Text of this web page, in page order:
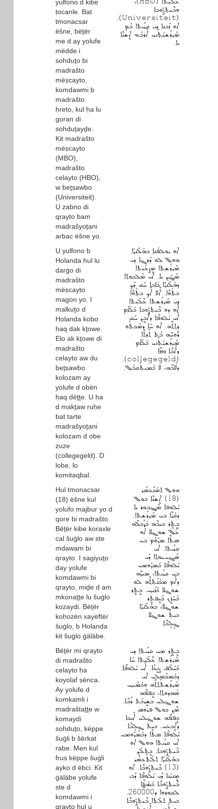
yulfono d kibe
ṭocanle. Bat
tmonacsar
ëšne, bëṯër
me d ay yolufe
mëdde i
sohduṯo bi
madrašto
mëṣcayto,
komdawmi b
madrašto
ḥreto, kul ḥa lu
goran di
sohduṯayḏe.
Kit madrašto
mëṣcayto
(MBO),
madrašto
celayto (HBO),
w beṯṣawbo
(Universiteit).
U zabno di
qrayto bam
madrašyoṯani
arbac ëšne yo.
ܘܒܶܝܬ݂ܨܰܘܒܐ
(Universiteit).
ܐܘ ܙܰܒܢܐ ܕܝ ܩܪܰܝܬܐ ܒܰܡ
ܡܰܕܪܰܫܝܳܬ݂ܰܢܝ ܐܰܪܒܰܥ ܐܷܫܢܶܐ
ܝܐ.
U yulfono b
Holanda hul lu
darġo di
madrašto
mëṣcayto
magon yo. I
malkuṯo d
Holanda kobo
ḥaq dak kṯowe.
Elo ak kṯowe di
madrašto
celayto aw du
beṯṣawbo
kolozam ay
yolufe d obën
ḥaq dëṯṯe. U ḥa
d makṯaw ruḥe
bat tarte
madrašyoṯani
kolozam d obe
zuze
(collegegeld). D
lobe, lo
komitaqbal.
ܐܘ ܝܘܠܦܳܢܐ ܒܗܳܠܰܢܕܰܐ
ܗܘܠ ܠܘ ܕܰܪܓ݂ܐ ܕܝ
ܡܰܕܪܰܫܬܐ ܡܷܨܥܰܝܬܐ
ܡܰܓܳܢ ܝܐ. ܐܝ ܡܰܠܟܘܬ݂ܐ
ܕܗܳܠܰܢܕܰܐ ܟܳܐܒܐ ܚܰܩ ܕܰܟ
ܟܬ݂ܳܘܶܐ. ܐܶܠܐ ܐܰܟ ܟܬ݂ܳܘܶܐ
ܕܝ ܡܰܕܪܰܫܬܐ ܥܶܠܰܝܬܐ
ܐܰܘ ܕܘ ܒܶܝܬ݂ܨܰܘܒܐ ܟܳܠܳܙܰܡ
ܐܰܝ ܝܳܠܘܦܶܐ ܕܐܳܒܷܢ ܚܰܩ
ܕܷܬ݂ܬ݂ܶܗ. ܐܘ ܚܰܐ ܕܡܰܟܬ݂ܰܘ
ܪܘܚܶܗ ܒܰܬ ܬܰܪܬܶܐ
ܡܰܕܪܰܫܝܳܬ݂ܰܢܝ ܟܳܠܳܙܰܡ
ܕܐܳܒܶܐ ܙܘܙܶܐ
(collegegeld).
ܕܠܳܐܒܶܗ، ܠܐ ܟܳܡܝܬܰܩܒܰܠ.
Hul tmonacsar
(18) ëšne kul
yolufo majbur yo d
qore bi madrašto.
Bëṯër kibe koraxle
cal šuġlo aw ste
mdawam bi
qrayto. I sagiyuṯo
day yolufe
komdawmi bi
qrayto, miḏe d am
mkonaṯṯe lu šuġlo
kozaydi. Bëṯër
koḥozën xayëftër
šuġlo, b Holanda
kit šuġlo ġäläbe.
ܗܘܠ ܬܡܳܢܰܥܣܰܪ
(18) ܐܷܫܢܶܐ ܟܘܠ
ܝܳܠܘܦܐ ܡܰܔܒܘܪ ܝܐ
ܕܩܳܪܶܐ ܒܝ ܡܰܕܪܰܫܬܐ.
ܒܷܬ݂ܷܪ ܟܝܒܶܗ ܟܳܪܰܟ݂ܠܶܗ
ܥܰܠ ܫܘܓ݂ܠܐ ܐܰܘ
ܣܬܶܐ ܡܕܰܘܰܡ ܒܝ
ܩܪܰܝܬܐ. ܐܝ
ܣܰܓܝـܝܘܬ݂ܐ ܕܰܝ
ܝܳܠܘܦܶܐ ܟܳܡܕܰܘܡܝ
ܒܝ ܩܪܰܝܬܐ، ܡܝܕ݂ܶܗ
ܕܐܰܡ ܡܟܳܢܰܬ݂ܬ݂ܶܗ ܠܘ
ܫܘܓ݂ܠܐ ܟܳܙܰܝܕܝ. ܒܷܬ݂ܷܪ
ܟܳܚܳܙܷܢ ܟ݂ܰܝܷܦܬܷܪ
ܫܘܓ݂ܠܐ، ܒܗܳܠܰܢܕܰܐ
ܟܝܬ ܫܘܓ݂ܠܐ
ܓ݂ܱܠܱܒܶܐ.
Bëṯër mi qrayto
di madrašto
celayto ḥa
koyolaf ṣënca.
Ay yolufe d
komkamli i
madraštaṯṯe w
komaydi
sohduṯo, këppe
šuġli b šërkat
rabe. Men kul
frus këppe šuġli
ayko d ëbci. Kit
ġäläbe yolufe
ste d
komdawmi i
qrayto hul u
ܒܷܬ݂ܷܪ ܡܝ ܩܪܰܝܬܐ ܕܝ
ܡܰܕܪܰܫܬܐ ܥܶܠܰܝܬܐ ܚܰܐ
ܟܳܝܳܠܰܦ ܨܷܢܥܰܐ. ܐܰܝ ܝܳܠܘܦܶܐ
ܕܟܳܡܟܰܡܠܝ ܐܝ
ܡܰܕܪܰܫܬܰܬ݂ܬ݂ܶܗ ܘܟܳܡܰܝܕܝ
ܣܳܗܕܘܬ݂ܐ، ܟܷܦ݁ܦ݁ܶܗ
ܫܘܓ݂ܠܝ ܒܫܷܪܟܰܬ ܪܰܒܶܐ.
ܡܶܢ ܟܘܠ ܦܪܘܣ
ܟܷܦ݁ܦ݁ܶܗ ܫܘܓ݂ܠܝ ܐܰܝܟܐ
ܕܐܷܒܥܝ. ܟܝܬ ܓ݂ܱܠܱܒܶܐ
ܝܳܠܘܦܶܐ ܣܬܶܐ ܕܟܳܡܕܰܘܡܝ
ܐܝ ܩܪܰܝܬܐ ܗܘܠ ܐܘ
ܒܶܝܬ݂ܨܰܘܒܐ. ܟܷܬܠܰܢ
ܒܗܳܠܰܢܕܰܐ ܬܠܳܬ݂ܰܥܣܰܪ
(13) ܒܶܝܬ݂ܨܰܘܒܶܐ. ܐܘ
ܡܷܢܝܳܢܐ ܕܰܝ ܝܳܠܘܦܶܐ ܕܰܒ
ܒܶܝܬ݂ܨܰܘܒܶܐ ܟܳܡܳܛܶܐ
ܠܩܘܪܘܐ ܕ260000.
ܟܝܬ ܬܠܳܬ݂ܐ ܒܶܝܬ݂ܨܰܘܒܶܐ